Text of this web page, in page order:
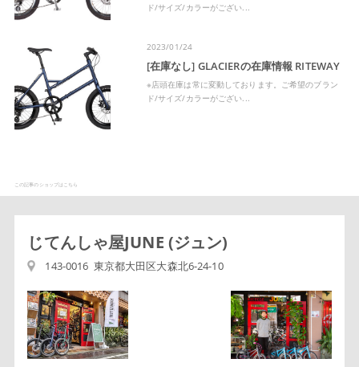
ド/サイズ/カラーがござい...
2023/01/24
[在庫なし] GLACIERの在庫情報 RITEWAY
※店頭在庫は常に変動しております。ご希望のブラン
ド/サイズ/カラーがござい...
この記事のショップはこちら
じてんしゃ屋JUNE (ジュン)
143-0016 東京都大田区大森北6-24-10